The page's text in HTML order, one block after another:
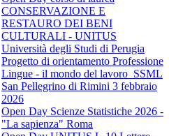
CONSERVAZIONE E
RESTAURO DEI BENI
CULTURALI - UNITUS
Università degli Studi di Perugia
Progetto di orientamento Professione
Lingue - il mondo del lavoro_SSML
San Pellegrino di Rimini 3 febbraio
2026
Open Day Scienze Statistiche 2026 -
"La sapienza" Roma